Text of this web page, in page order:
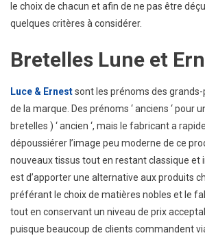
le choix de chacun et afin de ne pas être
quelques critères à considérer.
Bretelles Lune et
Luce & Ernestsont les prénoms des
de la marque. Des prénoms ‘ anciens ‘ pour
bretelles ) ‘ ancien ‘, mais le fabricant a
dépoussiérer l’image peu moderne de ce
nouveaux tissus tout en restant classique et
est d’apporter une alternative aux produits
préférant le choix de matières nobles et le
tout en conservant un niveau de prix
puisque beaucoup de clients commandent